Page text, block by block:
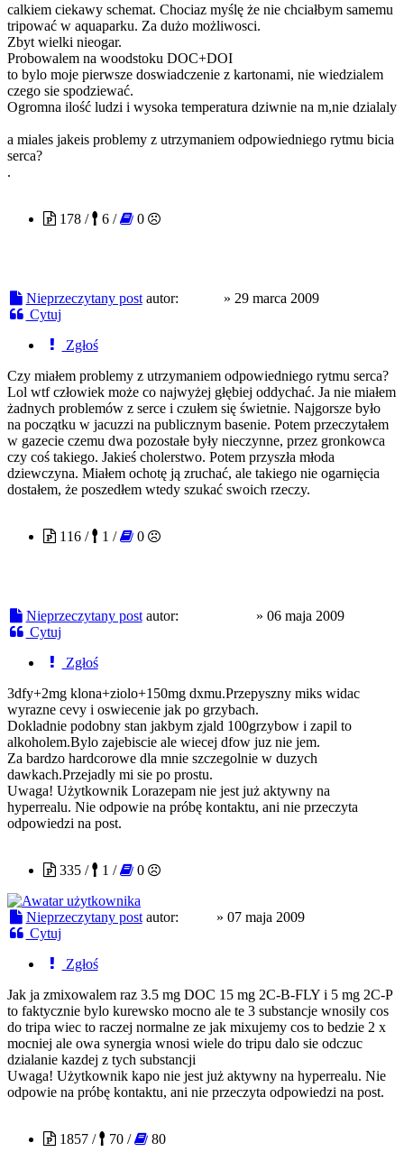
calkiem ciekawy schemat. Chociaz myślę że nie chciałbym samemu
tripować w aquaparku. Za dużo możliwosci.
Zbyt wielki nieogar.
Probowalem na woodstoku DOC+DOI
to bylo moje pierwsze doswiadczenie z kartonami, nie wiedzialem
czego sie spodziewać.
Ogromna ilość ludzi i wysoka temperatura dziwnie na m,nie dzialaly
a miales jakeis problemy z utrzymaniem odpowiedniego rytmu bicia
serca?
.
178 /
6 / 0
Nieprzeczytany post autor: » 29 marca 2009
Cytuj
Zgłoś
Czy miałem problemy z utrzymaniem odpowiedniego rytmu serca?
Lol wtf człowiek może co najwyżej głębiej oddychać. Ja nie miałem
żadnych problemów z serce i czułem się świetnie. Najgorsze było
na początku w jacuzzi na publicznym basenie. Potem przeczytałem
w gazecie czemu dwa pozostałe były nieczynne, przez gronkowca
czy coś takiego. Jakieś cholerstwo. Potem przyszła młoda
dziewczyna. Miałem ochotę ją zruchać, ale takiego nie ogarnięcia
dostałem, że poszedłem wtedy szukać swoich rzeczy.
116 /
1 / 0
Nieprzeczytany post autor: » 06 maja 2009
Cytuj
Zgłoś
3dfy+2mg klona+ziolo+150mg dxmu.Przepyszny miks widac
wyrazne cevy i oswiecenie jak po grzybach.
Dokladnie podobny stan jakbym zjald 100grzybow i zapil to
alkoholem.Bylo zajebiscie ale wiecej dfow juz nie jem.
Za bardzo hardcorowe dla mnie szczegolnie w duzych
dawkach.Przejadly mi sie po prostu.
Uwaga! Użytkownik Lorazepam nie jest już aktywny na
hyperrealu. Nie odpowie na próbę kontaktu, ani nie przeczyta
odpowiedzi na post.
335 /
1 / 0
Nieprzeczytany post autor: » 07 maja 2009
Cytuj
Zgłoś
Jak ja zmixowalem raz 3.5 mg DOC 15 mg 2C-B-FLY i 5 mg 2C-P
to faktycznie bylo kurewsko mocno ale te 3 substancje wnosily cos
do tripa wiec to raczej normalne ze jak mixujemy cos to bedzie 2 x
mocniej ale owa synergia wnosi wiele do tripu dalo sie odczuc
dzialanie kazdej z tych substancji
Uwaga! Użytkownik kapo nie jest już aktywny na hyperrealu. Nie
odpowie na próbę kontaktu, ani nie przeczyta odpowiedzi na post.
1857 /
70 / 80